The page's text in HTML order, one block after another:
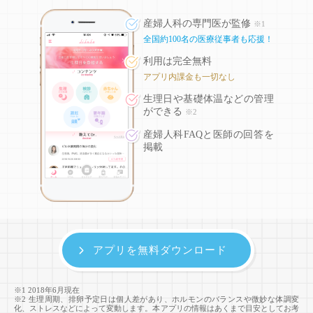
産婦人科の専門医が監修 ※1
全国約100名の医療従事者も応援！
利用は完全無料
アプリ内課金も一切なし
生理日や基礎体温などの管理
ができる
※2
産婦人科FAQと医師の回答を
掲載
※1 2018年6月現在
※2 生理周期、排卵予定日は個人差があり、ホルモンのバランスや微妙な体調変
化、ストレスなどによって変動します。本アプリの情報はあくまで目安としてお考
アプリを無料ダウンロード